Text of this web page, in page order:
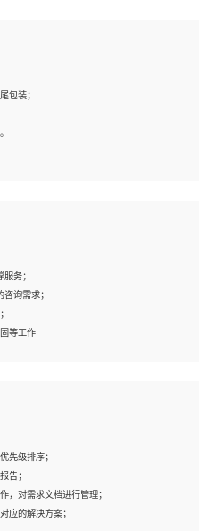
包装；
练掌握视频剪辑和特效包装软件；
提高自我；
务；
询需求；
等工作
上相关工作经验；
，熟练使用Ansible
、部署以及故障处理，如：Mysql、
KVM
网络协议，如TCP/IP，转发原理，路由优
先级排序；
告；
，对需求文档进行管理；
应的解决方案；